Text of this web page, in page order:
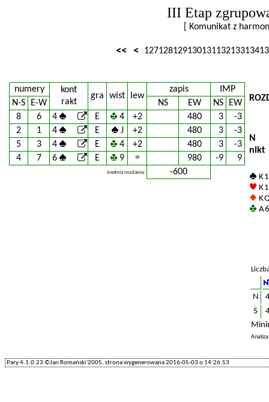
III Etap
[ Komunikat z
<< < 127128129130131132133134
numery
kont
rakt
gra wist lew
zapis
IMP
N-S
E-W NS EW NS
EW
8
6 4 E 4 +2 480 3
-3
2
1 4 E J +2 480 3
-3
5
3 4 E 4 +2 480 3
-3
4
7 6 E 9 = 980 -9 9
średnia rozdania: -600
N
nikt
K
K
K
A 6
N
S
Pary.4.1.0.23 ©Jan Romański'2005, strona wygenerowana 2016-05-03 o 14:26:53